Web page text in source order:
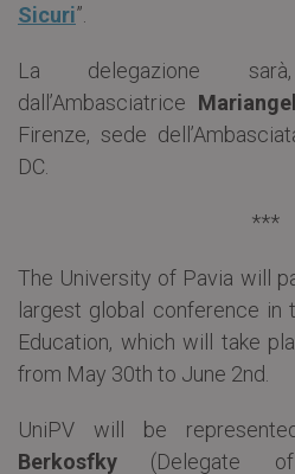
Sicuri”.
La delegazione
dall’Ambasciatrice
Firenze, sede
DC.
***
The University of Pavia will
largest global conference in
Education, which will take
from May 30th to June 2nd.
UniPV will be
Berkosfky (Delegate